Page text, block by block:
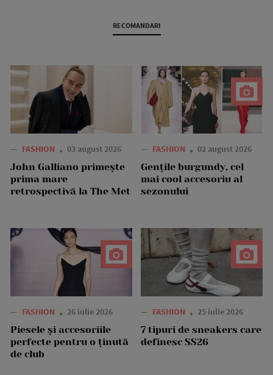
RECOMANDARI
— FASHION 03 august 2026
John Galliano primește
prima mare
retrospectivă la The Met
— FASHION 02 august 2026
Gențile burgundy, cel
mai cool accesoriu al
sezonului
— FASHION 26 iulie 2026
Piesele și accesoriile
perfecte pentru o ținută
de club
— FASHION 25 iulie 2026
7 tipuri de sneakers care
definesc SS26